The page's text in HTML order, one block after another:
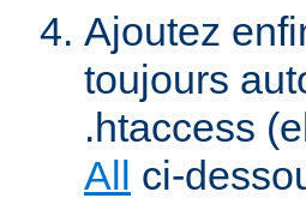
Ajoutez
toujours
.htaccess
All ci-